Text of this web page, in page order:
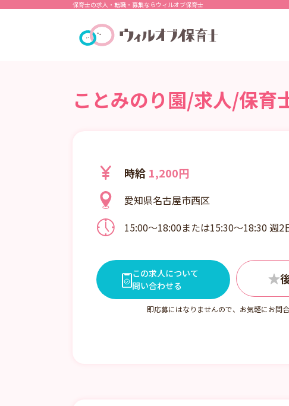
保育士の求人・転職・募集ならウィルオブ保育士
ことみのり園/求人/保育
時給 1,200円
愛知県名古屋市西区
15:00～18:00または15:30～18:30 週2
この求人について
問い合わせる
即応募にはなりませんので、お気軽にお問